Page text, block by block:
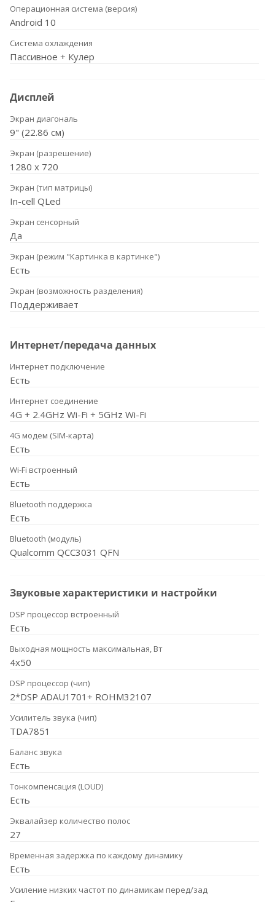
Операционная система (версия)
Android 10
Система охлаждения
Пассивное + Кулер
Дисплей
Экран диагональ
9" (22.86 см)
Экран (разрешение)
1280 х 720
Экран (тип матрицы)
In-cell QLed
Экран сенсорный
Да
Экран (режим "Картинка в картинке")
Есть
Экран (возможность разделения)
Поддерживает
Интернет/передача данных
Интернет подключение
Есть
Интернет соединение
4G + 2.4GHz Wi-Fi + 5GHz Wi-Fi
4G модем (SIM-карта)
Есть
Wi-Fi встроенный
Есть
Bluetooth поддержка
Есть
Bluetooth (модуль)
Qualcomm QCC3031 QFN
Звуковые характеристики и настройки
DSP процессор встроенный
Есть
Выходная мощность максимальная, Вт
4x50
DSP процессор (чип)
2*DSP ADAU1701+ ROHM32107
Усилитель звука (чип)
TDA7851
Баланс звука
Есть
Тонкомпенсация (LOUD)
Есть
Эквалайзер количество полос
27
Временная задержка по каждому динамику
Есть
Усиление низких частот по динамикам перед/зад